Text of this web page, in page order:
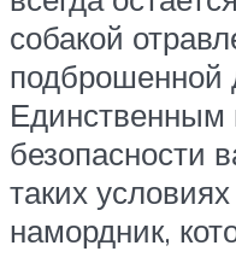
собакой
подброшенной
Единственным
безопасности
таких
намордник,